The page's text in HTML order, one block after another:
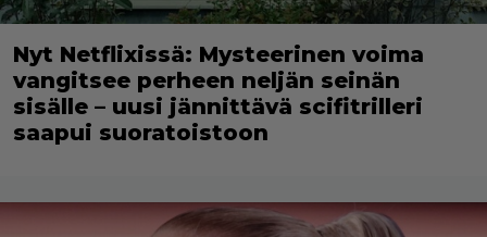
Nyt Netflixissä: Mysteerinen voima
vangitsee perheen neljän seinän
sisälle – uusi jännittävä scifitrilleri
saapui suoratoistoon